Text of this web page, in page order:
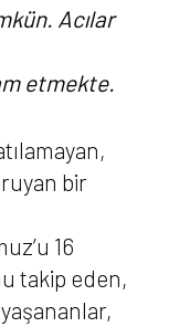
Acılar
etmekte.
bir
16
takip eden,